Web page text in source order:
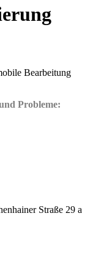
Bearbeitung
Probleme:
Straße 29 a